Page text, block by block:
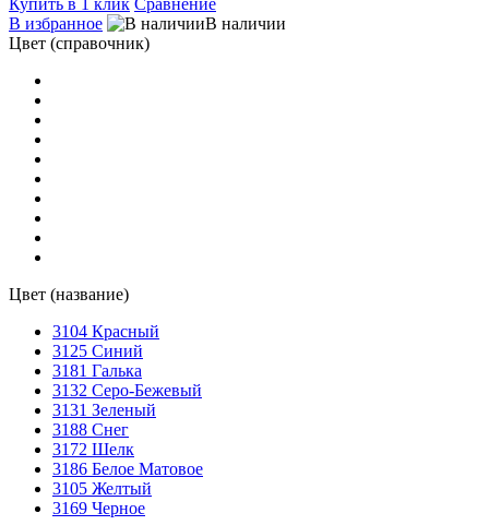
Купить в 1 клик Сравнение
В избранное
В наличии
Цвет (справочник)
Цвет (название)
3104 Красный
3125 Синий
3181 Галька
3132 Серо-Бежевый
3131 Зеленый
3188 Снег
3172 Шелк
3186 Белое Матовое
3105 Желтый
3169 Черное